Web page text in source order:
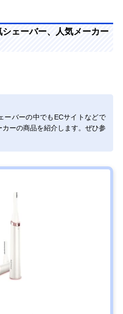
ェーバー、人気メーカー
ーバーの中でもECサイトなどで
ーの商品を紹介します。ぜひ参